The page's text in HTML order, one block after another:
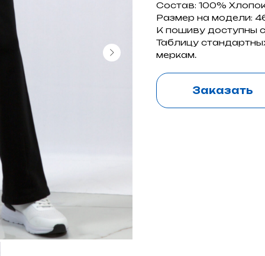
Состав: 100%
Размер на модели:
К пошиву доступны
Таблицу
меркам.
Заказать